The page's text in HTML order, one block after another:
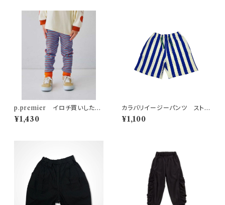
p.premier イロチ買いしたい
nobi-nobiストレッチレギパ
ン ブルー
¥1,430
カラバリイージーパンツ ストラ
イプ柄
¥1,100